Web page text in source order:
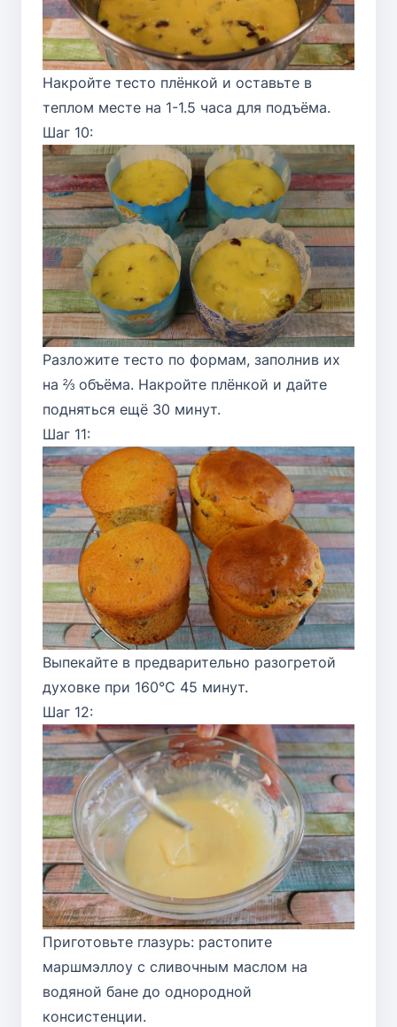
Накройте тесто плёнкой и оставьте в
теплом месте на 1-1.5 часа для подъёма.
Шаг 10:
Разложите тесто по формам, заполнив их
на ⅔ объёма. Накройте плёнкой и дайте
подняться ещё 30 минут.
Шаг 11:
Выпекайте в предварительно разогретой
духовке при 160°C 45 минут.
Шаг 12:
Приготовьте глазурь: растопите
маршмэллоу с сливочным маслом на
водяной бане до однородной
консистенции.